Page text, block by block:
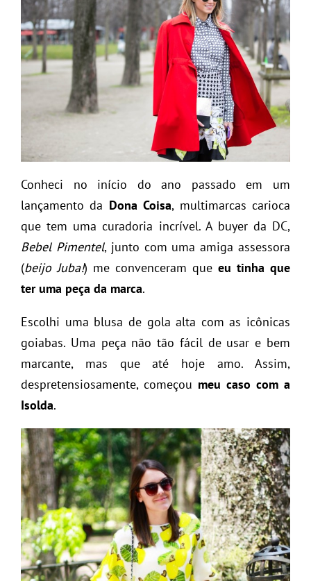
Conheci no início do ano passado em um
lançamento da Dona Coisa, multimarcas carioca
que tem uma curadoria incrível. A buyer da DC,
Bebel Pimentel, junto com uma amiga assessora
(beijo Juba!) me convenceram que eu tinha que
ter uma peça da marca.
Escolhi uma blusa de gola alta com as icônicas
goiabas. Uma peça não tão fácil de usar e bem
marcante, mas que até hoje amo. Assim,
despretensiosamente, começou meu caso com a
Isolda.